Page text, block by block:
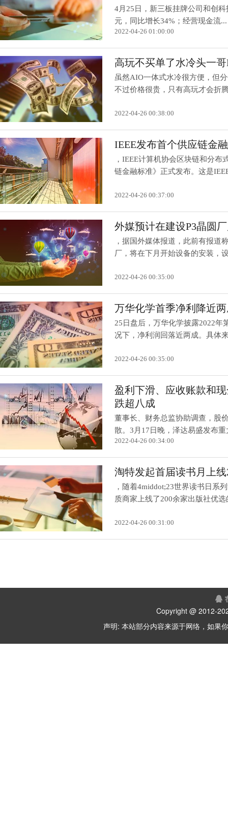
4月25日，新三板挂牌公司和创
元，同比增长34%；经营现金流...
2022-04-26 01:00:00
高玩不买单了水冷头一
虽然AIO一体式水冷很方便，但
不过价格很贵，只有高玩才会折
2022-04-26 00:38:00
IEEE发布首个供应链金
，IEEE计算机协会区块链和分
链金融标准》正式发布。这是
2022-04-26 00:37:00
外媒预计在建设P3晶圆
，据国外媒体报道，此前有报道
厂，将在下月开始设备的安装，
2022-04-26 00:35:00
万华化学首季净利降近
25日盘后，万华化学披露2022年
况下，净利润回落近两成。具体
2022-04-26 00:35:00
盈利下滑、应收账款和
跌超八成
董事长、财务总监协助调查，股
散。3月17日晚，泽达易盛发布
2022-04-26 00:34:00
淘特发起首届读书月上
，随着4middot;23世界读书日系
质商家上线了200余家出版社优选
2022-04-26 00:31:00
Copyright @ 2012-
声明: 本站部分内容来源于网络，如果